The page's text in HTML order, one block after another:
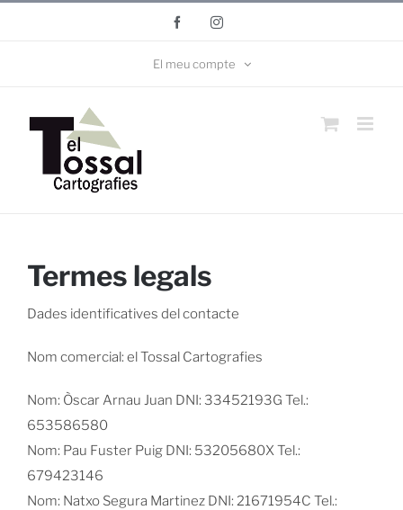
FacebookInstagram
El meu compte
Termes legals
Dades identificatives del contacte
Nom comercial: el Tossal Cartografies
Nom: Òscar Arnau Juan DNI: 33452193G Tel.:
653586580
Nom: Pau Fuster Puig DNI: 53205680X Tel.:
679423146
Nom: Natxo Segura Martinez DNI: 21671954C Tel.: